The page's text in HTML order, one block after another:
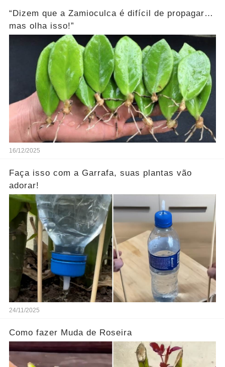
“Dizem que a Zamioculca é difícil de propagar…
mas olha isso!”
16/12/2025
Faça isso com a Garrafa, suas plantas vão
adorar!
24/11/2025
Como fazer Muda de Roseira